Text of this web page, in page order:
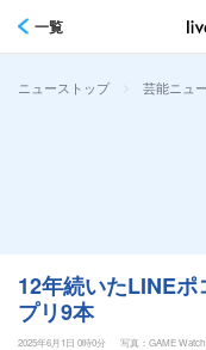
一覧
ニューストップ > 芸能ニュ
12年続いたLINE
プリ9本
2025年6月1日 0時0分 写真：GAME Watch